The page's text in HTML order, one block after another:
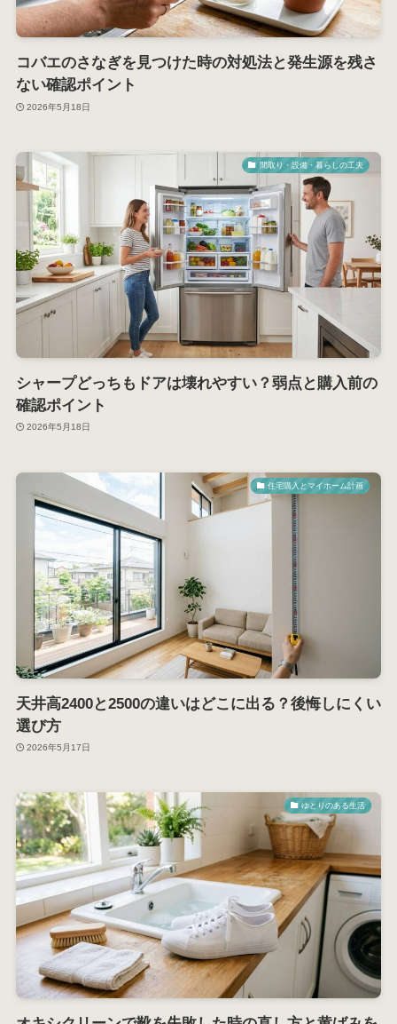
コバエのさなぎを見つけた時の対処法と発生源を残さ
ない確認ポイント
2026年5月18日
間取り・設備・暮らしの工夫
シャープどっちもドアは壊れやすい？弱点と購入前の
確認ポイント
2026年5月18日
住宅購入とマイホーム計画
天井高2400と2500の違いはどこに出る？後悔しにくい
選び方
2026年5月17日
ゆとりのある生活